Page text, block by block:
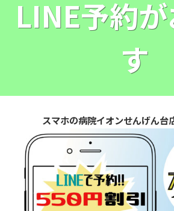
LINE予約
す
スマホの病院イオンせんげん台